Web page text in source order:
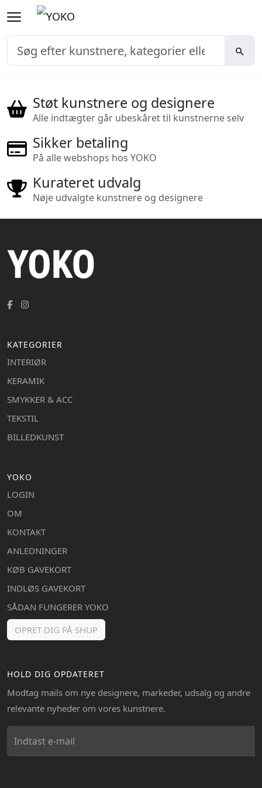
Støt kunstnere og designere
Alle indtægter går ubeskåret til kunstnerne selv
Sikker betaling
På alle webshops hos YOKO
Kurateret udvalg
Nøje udvalgte kunstnere og designere
KATEGORIER
INTERIØR
KERAMIK
SMYKKER & ACC
TEKSTIL
BILLEDKUNST
YOKO
LOGIN
OM
KONTAKT
ANLEDNINGER
KØB GAVEKORT
INDLØS GAVEKORT
SÅDAN FUNGERER YOKO
OPRET DIG PÅ SHUP
HOLD DIG OPDATERET
Modtag mails om nye designere, markeder, udsalg og andre
relevante nyheder om vores kunstnere.